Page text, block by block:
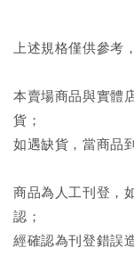
上述規格僅供參考
本賣場商品與實體
貨；
如遇缺貨，當商品
商品為人工刊登，
認；
經確認為刊登錯誤